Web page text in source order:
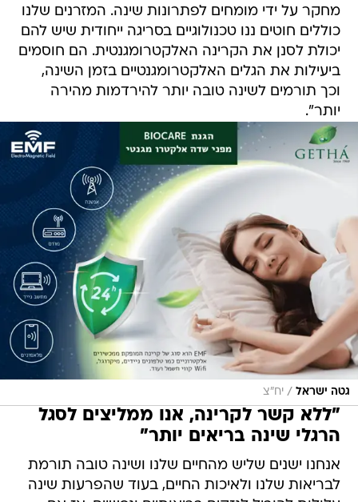
מחקר על ידי מומחים לפתרונות שינה. המזרנים שלנו
כוללים חוטים ננו טכנולוגיים בסריגה ייחודית שיש להם
יכולת לסנן את הקרינה האלקטרומגנטית. הם חוסמים
ביעילות את הגלים האלקטרומגנטיים בזמן השינה,
וכך תורמים לשינה טובה יותר להירדמות מהירה
יותר".
גטה ישראל / יח"צ
"ללא קשר לקרינה, אנו ממליצים לסגל
הרגלי שינה בריאים יותר"
אנחנו ישנים שליש מהחיים שלנו ושינה טובה תורמת
לבריאות שלנו ולאיכות החיים, בעוד שהפרעות שינה